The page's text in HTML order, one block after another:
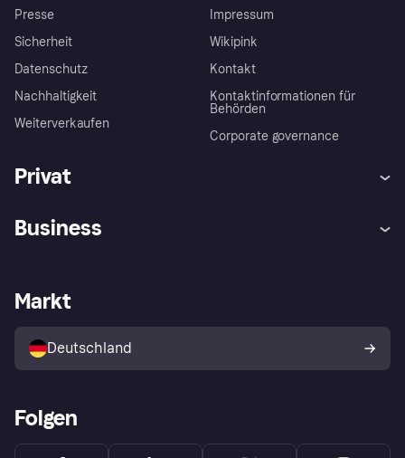
Presse
Sicherheit
Datenschutz
Nachhaltigkeit
Weiterverkaufen
Impressum
Wikipink
Kontakt
Kontaktinformationen für
Behörden
Corporate governance
Privat
Klarna App
Shops entdecken
Käuferschutzrichtlinie
Dein Widerrufsrecht
Business
Händlerportal
Markt
Deutschland
Folgen